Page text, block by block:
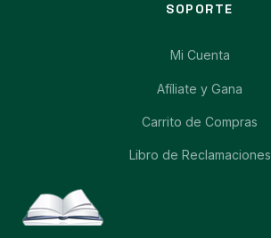
SOPORTE
Mi Cuenta
Afíliate y Gana
Carrito de Compras
Libro de Reclamaciones